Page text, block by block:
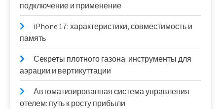
подключение и применение
iPhone 17: характеристики, совместимость и
память
Секреты плотного газона: инструменты для
аэрации и вертикуттации
Автоматизированная система управления
отелем: путь к росту прибыли